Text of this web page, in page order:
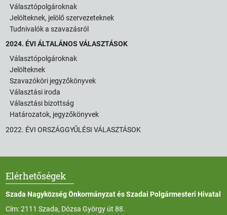
Választópolgároknak
Jelölteknek, jelölő szervezeteknek
Tudnivalók a szavazásról
2024. ÉVI ÁLTALÁNOS VÁLASZTÁSOK
Választópolgároknak
Jelölteknek
Szavazóköri jegyzőkönyvek
Választási iroda
Választási bizottság
Határozatok, jegyzőkönyvek
2022. ÉVI ORSZÁGGYŰLÉSI VÁLASZTÁSOK
Elérhetőségek
Szada Nagyközség Önkormányzat és Szadai Polgármesteri Hivatal
Cím: 2111 Szada, Dózsa György út 88.